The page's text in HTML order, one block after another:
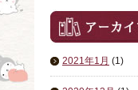
2021年1月 (1)